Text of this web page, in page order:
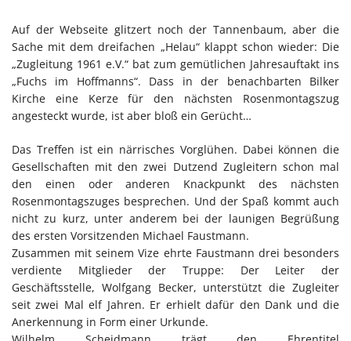
Auf der Webseite glitzert noch der Tannenbaum, aber die
Sache mit dem dreifachen „Helau“ klappt schon wieder: Die
„Zugleitung 1961 e.V.“ bat zum gemütlichen Jahresauftakt ins
„Fuchs im Hoffmanns“. Dass in der benachbarten Bilker
Kirche eine Kerze für den nächsten Rosenmontagszug
angesteckt wurde, ist aber bloß ein Gerücht…
Das Treffen ist ein närrisches Vorglühen. Dabei können die
Gesellschaften mit den zwei Dutzend Zugleitern schon mal
den einen oder anderen Knackpunkt des nächsten
Rosenmontagszuges besprechen. Und der Spaß kommt auch
nicht zu kurz, unter anderem bei der launigen Begrüßung
des ersten Vorsitzenden Michael Faustmann.
Zusammen mit seinem Vize ehrte Faustmann drei besonders
verdiente Mitglieder der Truppe: Der Leiter der
Geschäftsstelle, Wolfgang Becker, unterstützt die Zugleiter
seit zwei Mal elf Jahren. Er erhielt dafür den Dank und die
Anerkennung in Form einer Urkunde.